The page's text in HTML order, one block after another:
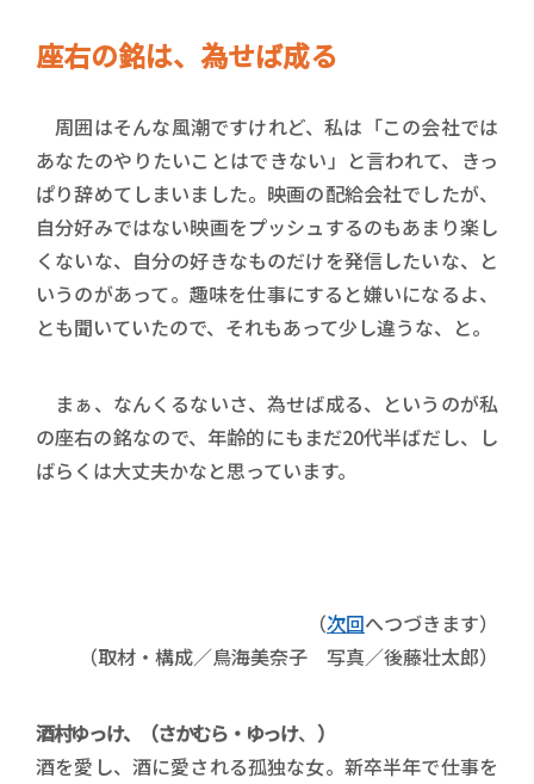
座右の銘は、為せば成る
周囲はそんな風潮ですけれど、私は「この会社では
あなたのやりたいことはできない」と言われて、きっ
ぱり辞めてしまいました。映画の配給会社でしたが、
自分好みではない映画をプッシュするのもあまり楽し
くないな、自分の好きなものだけを発信したいな、と
いうのがあって。趣味を仕事にすると嫌いになるよ、
とも聞いていたので、それもあって少し違うな、と。
まぁ、なんくるないさ、為せば成る、というのが私
の座右の銘なので、年齢的にもまだ20代半ばだし、し
ばらくは大丈夫かなと思っています。
（次回へつづきます）
（取材・構成／鳥海美奈子 写真／後藤壮太郎）
酒村ゆっけ、（さかむら・ゆっけ、 ）
酒を愛し、酒に愛される孤独な女。新卒半年で仕事を